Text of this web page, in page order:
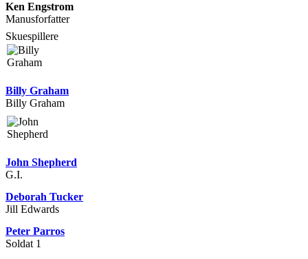
Ken Engstrom
Manusforfatter
Skuespillere
Billy Graham
Billy Graham
John Shepherd
G.I.
Deborah Tucker
Jill Edwards
Peter Parros
Soldat 1